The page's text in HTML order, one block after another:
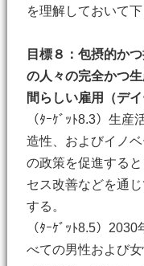
を理解しておいて下
目標８：包摂的か
の人々の完全かつ
間らしい雇用（デ
（ﾀｰｹﾞｯﾄ8.3）生
造性、およびイノ
の政策を促進する
セス改善などを通
する。
（ﾀｰｹﾞｯﾄ8.5）
べての男性および